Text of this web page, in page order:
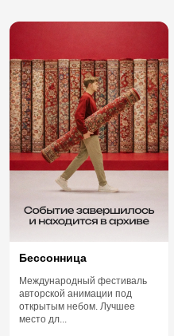
Бессонница
Международный фестиваль
авторской анимации под
открытым небом. Лучшее
место дл...